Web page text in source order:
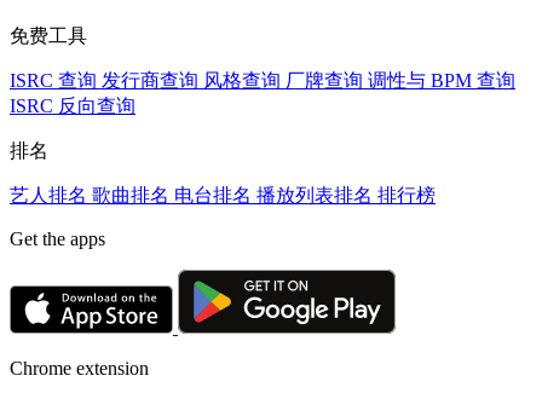
免费工具
ISRC 查询 发行商查询 风格查询 厂牌查询 调性与 BPM 查询
ISRC 反向查询
排名
艺人排名 歌曲排名 电台排名 播放列表排名 排行榜
Get the apps
Chrome extension